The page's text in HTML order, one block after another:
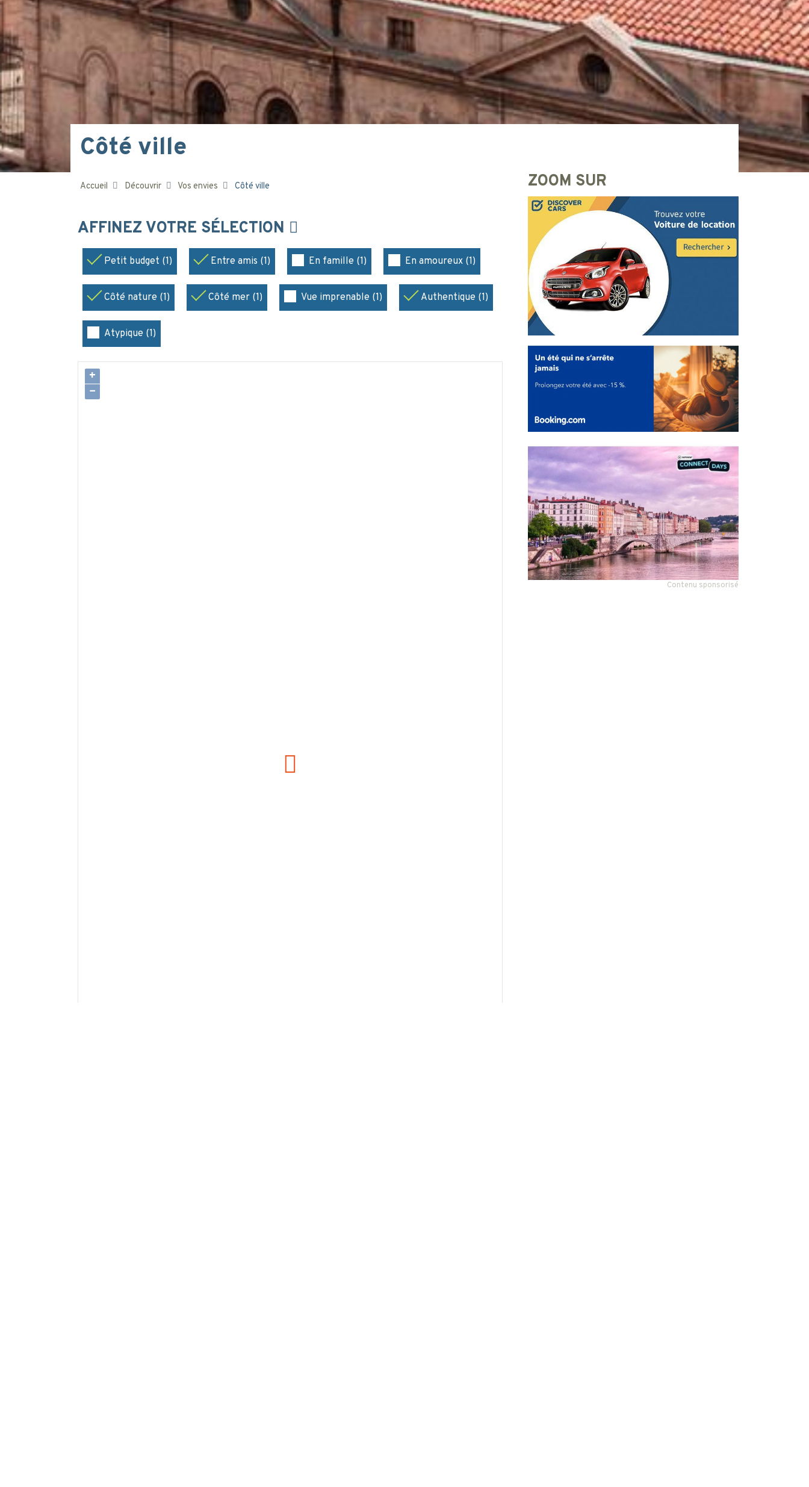
Côté ville
Accueil Découvrir Vos envies Côté ville
AFFINEZ VOTRE SÉLECTION
Petit budget (1) Entre amis (1) En famille (1) En amoureux (1)
Côté nature (1) Côté mer (1) Vue imprenable (1) Authentique (1)
Atypique (1)
+
−
ZOOM SUR
Contenu sponsorisé